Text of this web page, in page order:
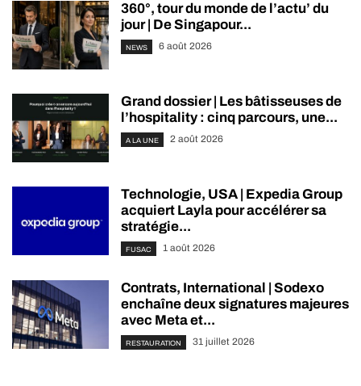
360°, tour du monde de l’actu’ du
jour | De Singapour...
NEWS 6 août 2026
Grand dossier | Les bâtisseuses de
l’hospitality : cinq parcours, une...
A LA UNE 2 août 2026
Technologie, USA | Expedia Group
acquiert Layla pour accélérer sa
stratégie...
FUSAC 1 août 2026
Contrats, International | Sodexo
enchaîne deux signatures majeures
avec Meta et...
RESTAURATION 31 juillet 2026